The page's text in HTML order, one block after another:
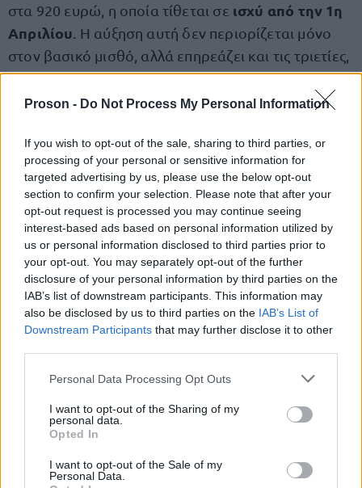
Proson - Do Not Process My Personal Information
If you wish to opt-out of the sale, sharing to third parties, or
processing of your personal or sensitive information for
targeted advertising by us, please use the below opt-out
section to confirm your selection. Please note that after your
opt-out request is processed you may continue seeing
interest-based ads based on personal information utilized by
us or personal information disclosed to third parties prior to
your opt-out. You may separately opt-out of the further
disclosure of your personal information by third parties on the
IAB’s list of downstream participants. This information may
also be disclosed by us to third parties on the IAB’s List of
Downstream Participants that may further disclose it to other
Please note that this website/app uses one or more Google
not limited to your visit or usage behaviour. You may click to
grant or deny consent to Google and its third-party tags to
use your data for below specified purposes in below Google
consent section.
Personal Data Processing Opt Outs
I want to opt-out of the Sharing of my
personal data.
Opted In
I want to opt-out of the Sale of my
Personal Data.
στα 920 ευρώ, η οποία τίθεται σε ισχύ από την 1η
Απριλίου . Η αύξηση αυτή δεν περιορίζεται μόνο
στον βασικό μισθό, αλλά επηρεάζει και τις τριετίες,
τα μισθολογικά κλιμάκια στο Δημόσιο, καθώς και
μια σειρά επιδομάτων.
Σε ορίζοντα τριετίας, ο στόχος της κυβέρνησης
είναι ο κατώτατος μισθός να φτάσει τα 950 ευρώ
έως το 2027, ενώ ο μέσος μισθός να κινηθεί στα
επίπεδα των1.500 ευρώ .
Ο πρωθυπουργός επανέλαβε, τέλος, ότι η πολιτική
των αυξήσεων και των φοροελαφρύνσεωνθα έχει
μόνιμο και επαναλαμβανόμενο χαρακτήρα, με
στόχο τη σταθερή ενίσχυση των εισοδημάτων.
ΑΣΕΠ: Πιστοποίηση Αγγλικών σε
μόνο 2 ημέρες στα χέρια σας